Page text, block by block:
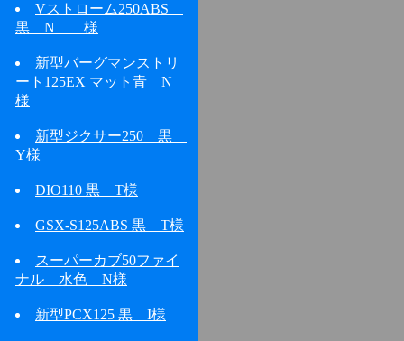
Vストローム250ABS
黒 N 様
新型バーグマンストリ
ート125EX マット青 N
様
新型ジクサー250 黒
Y様
DIO110 黒 T様
GSX-S125ABS 黒 T様
スーパーカブ50ファイ
ナル 水色 N様
新型PCX125 黒 I様